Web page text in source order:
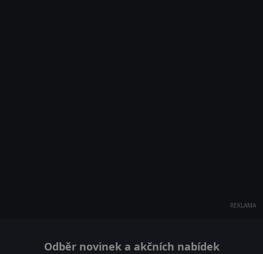
REKLAMA
Odběr novinek a akčních nabídek